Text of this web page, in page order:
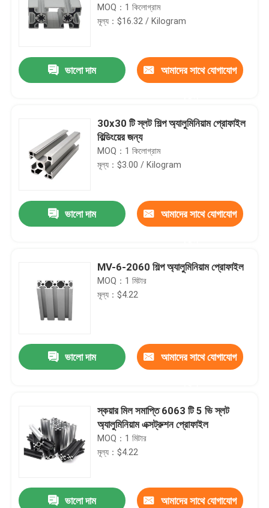
MOQ：1 কিলোগ্রাম
মূল্য：$16.32 / Kilogram
ভালো দাম আমাদের সাথে যোগাযোগ
30x30 টি স্লট শিল্প অ্যালুমিনিয়াম প্রোফাইল
বিল্ডিংয়ের জন্য
MOQ：1 কিলোগ্রাম
মূল্য：$3.00 / Kilogram
ভালো দাম আমাদের সাথে যোগাযোগ
MV-6-2060 শিল্প অ্যালুমিনিয়াম প্রোফাইল
MOQ：1 মিটার
মূল্য：$4.22
ভালো দাম আমাদের সাথে যোগাযোগ
স্কয়ার মিল সমাপ্তি 6063 টি 5 ভি স্লট
অ্যালুমিনিয়াম এক্সট্রুশন প্রোফাইল
MOQ：1 মিটার
মূল্য：$4.22
ভালো দাম আমাদের সাথে যোগাযোগ